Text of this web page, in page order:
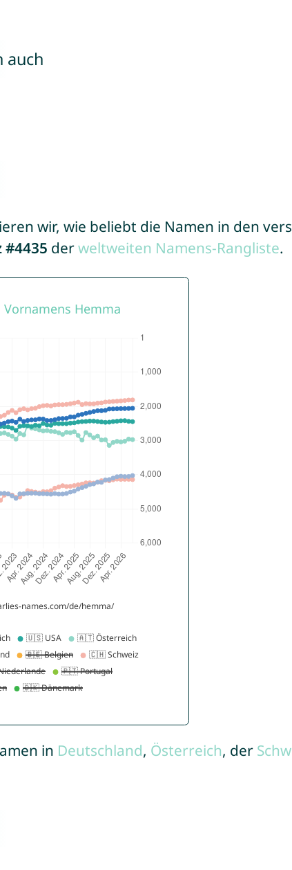
auch
wir, wie beliebt die Namen in den
#4435 derweltweiten Namens-Rangliste.
in Deutschland, Österreich, der